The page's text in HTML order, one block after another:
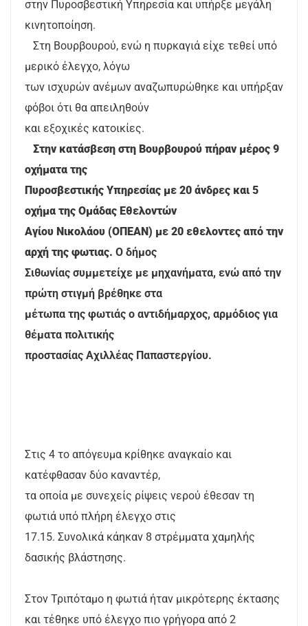
στην Πυροσβεστική Υπηρεσία και υπήρξε μεγάλη
κινητοποίηση.
Στη Βουρβουρού, ενώ η πυρκαγιά είχε τεθεί υπό
μερικό έλεγχο, λόγω
των ισχυρών ανέμων αναζωπυρώθηκε και υπήρξαν
φόβοι ότι θα απειληθούν
και εξοχικές κατοικίες.
Στην κατάσβεση στη Βουρβουρού πήραν μέρος 9
οχήματα της
Πυροσβεστικής Υπηρεσίας με 20 άνδρες και 5
οχήμα της Ομάδας Εθελοντών
Αγίου Νικολάου (ΟΠΕΑΝ) με 20 εθελοντες από την
αρχή της φωτιας. Ο δήμος
Σιθωνίας συμμετείχε με μηχανήματα, ενώ από την
πρώτη στιγμή βρέθηκε στα
μέτωπα της φωτιάς ο αντιδήμαρχος, αρμόδιος για
θέματα πολιτικής
προστασίας Αχιλλέας Παπαστεργίου.
Στις 4 το απόγευμα κρίθηκε αναγκαίο και
κατέφθασαν δύο καναντέρ,
τα οποία με συνεχείς ρίψεις νερού έθεσαν τη
φωτιά υπό πλήρη έλεγχο στις
17.15. Συνολικά κάηκαν 8 στρέμματα χαμηλής
δασικής βλάστησης.
Στον Τριπόταμο η φωτιά ήταν μικρότερης έκτασης
και τέθηκε υπό έλεγχο πιο γρήγορα από 2